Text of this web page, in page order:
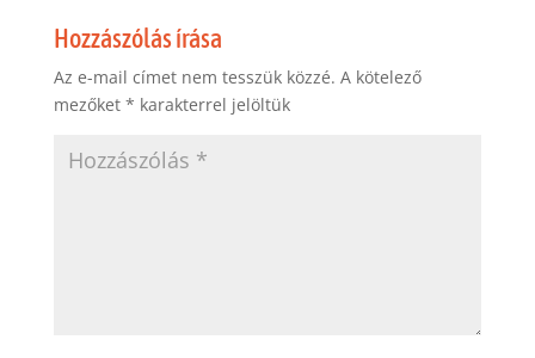
Hozzászólás írása
Az e-mail címet nem tesszük közzé. A kötelező
mezőket * karakterrel jelöltük